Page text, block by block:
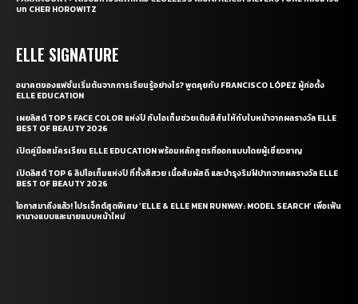
บท CHER HOROWITZ
ELLE SIGNATURE
อนาคตของแฟชั่นเริ่มต้นจากการเรียนรู้อย่างไร? พูดคุยกับ FRANCISCO LÓPEZ ผู้ก่อตั้ง
ELLE EDUCATION
เผยลิสต์ TOP 5 FACE COLOR แห่งปี กับไอเท็มช่วยเติมสีสันให้กับใบหน้าจากผลรางวัล ELLE
BEST OF BEAUTY 2026
เปิดคู่มือสมัครเรียน ELLE EDUCATION พร้อมหลักสูตรที่ออกแบบโดยผู้เชี่ยวชาญ
เปิดลิสต์ TOP 6 ลิปไอเท็มแห่งปี ที่ทั้งสีสวย เนื้อสัมผัสดี และบำรุงริมฝีปากจากผลรางวัล ELLE
BEST OF BEAUTY 2026
โอกาสมาถึงแล้ว! โปรเจ็กต์สุดพิเศษ ‘ELLE & ELLE MEN RUNWAY: MODEL SEARCH’ เพื่อเฟ้น
หานางแบบและนายแบบหน้าใหม่